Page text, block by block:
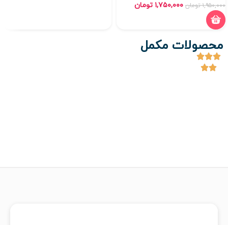
۱,۹۵۰,۰۰۰ تومان ۱,۷۵۰,۰۰۰ تومان
محصولات مکمل